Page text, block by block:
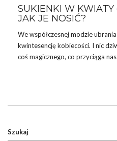
SUKIENKI W KWIATY
JAK JE NOSIĆ?
We współczesnej modzie
kwintesencję kobiecości. I nic
coś magicznego, co przyciąga
ZA CO TAK KOCHAMY
Szukaj